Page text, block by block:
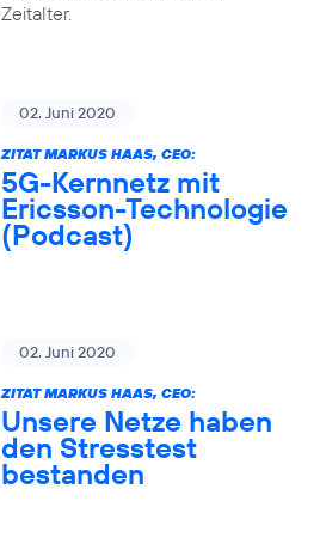
Zeitalter.
02. Juni 2020
ZITAT MARKUS HAAS, CEO:
5G-Kernnetz mit
Ericsson-Technologie
(Podcast)
02. Juni 2020
ZITAT MARKUS HAAS, CEO:
Unsere Netze haben
den Stresstest
bestanden